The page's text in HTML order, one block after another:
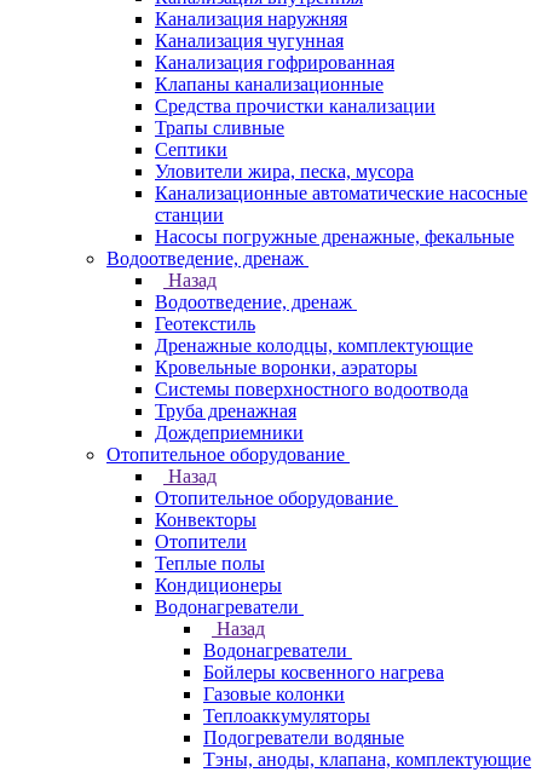
Канализация наружняя
Канализация чугунная
Канализация гофрированная
Клапаны канализационные
Средства прочистки канализации
Трапы сливные
Септики
Уловители жира, песка, мусора
Канализационные автоматические насосные
станции
Насосы погружные дренажные, фекальные
Водоотведение, дренаж
Назад
Водоотведение, дренаж
Геотекстиль
Дренажные колодцы, комплектующие
Кровельные воронки, аэраторы
Системы поверхностного водоотвода
Труба дренажная
Дождеприемники
Отопительное оборудование
Назад
Отопительное оборудование
Конвекторы
Отопители
Теплые полы
Кондиционеры
Водонагреватели
Назад
Водонагреватели
Бойлеры косвенного нагрева
Газовые колонки
Теплоаккумуляторы
Подогреватели водяные
Тэны, аноды, клапана, комплектующие